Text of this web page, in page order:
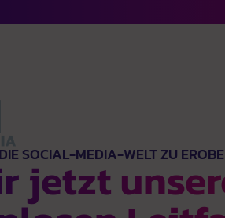
SOCIAL-MEDIA-WELT ZU
jetzt